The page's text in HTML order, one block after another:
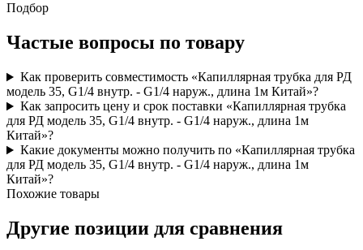
Подбор
Частые вопросы по товару
Как проверить совместимость «Капиллярная трубка для РД
модель 35, G1/4 внутр. - G1/4 наруж., длина 1м Китай»?
Как запросить цену и срок поставки «Капиллярная трубка
для РД модель 35, G1/4 внутр. - G1/4 наруж., длина 1м
Китай»?
Какие документы можно получить по «Капиллярная трубка
для РД модель 35, G1/4 внутр. - G1/4 наруж., длина 1м
Китай»?
Похожие товары
Другие позиции для сравнения